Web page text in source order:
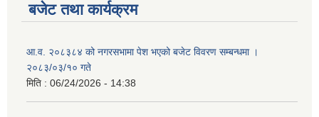
बजेट तथा कार्यक्रम
आ.व. २०८३८४ को नगरसभामा पेश भएको बजेट विवरण सम्बन्धमा ।
२०८३/०३/१० गते
मिति : 06/24/2026 - 14:38